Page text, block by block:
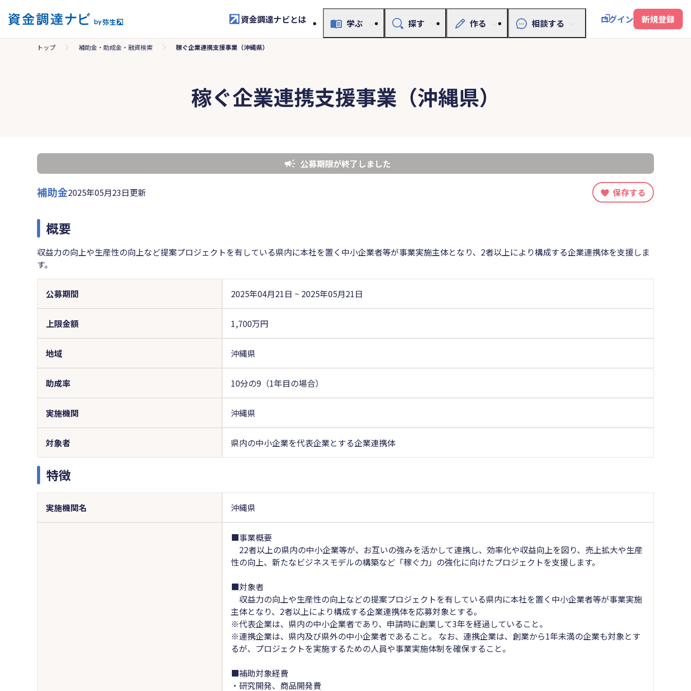
資金調達ナビとは 学ぶ 探す 作る 相談する ログイン 新規登録
トップ 補助金・助成金・融資検索 稼ぐ企業連携支援事業（沖縄県）
稼ぐ企業連携支援事業（沖縄県）
公募期限が終了しました
補助金2025年05月23日更新 保存する
概要
収益力の向上や生産性の向上など提案プロジェクトを有している県内に本社を置く中小企業者等が事業実施主体となり、2者以上により構成する企業連携体を支援しま
す。
公募期間 2025年04月21日 ~ 2025年05月21日
上限金額 1,700万円
地域 沖縄県
助成率 10分の9（1年目の場合）
実施機関 沖縄県
対象者 県内の中小企業を代表企業とする企業連携体
特徴
実施機関名 沖縄県
■事業概要
22者以上の県内の中小企業等が、お互いの強みを活かして連携し、効率化や収益向上を図り、売上拡大や生産
性の向上、新たなビジネスモデルの構築など「稼ぐ力」の強化に向けたプロジェクトを支援します。
■対象者
収益力の向上や生産性の向上などの提案プロジェクトを有している県内に本社を置く中小企業者等が事業実施
主体となり、2者以上により構成する企業連携体を応募対象とする。
※代表企業は、県内の中小企業者であり、申請時に創業して3年を経過していること。
※連携企業は、県内及び県外の中小企業者であること。 なお、連携企業は、創業から1年未満の企業も対象とす
るが、プロジェクトを実施するための人員や事業実施体制を確保すること。
■補助対象経費
・研究開発、商品開発費